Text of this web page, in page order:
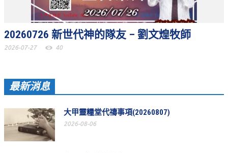
教會節慶_2019年
教會節慶_2018年
教會節慶_2017年
教會節慶_2015年
教會節慶_2013年
活動影音
20260726 新世代神的隊友 – 劉文煌牧師
2026-07-27 40
最新消息
大甲靈糧堂代禱事項(20260807)
2026-08-06